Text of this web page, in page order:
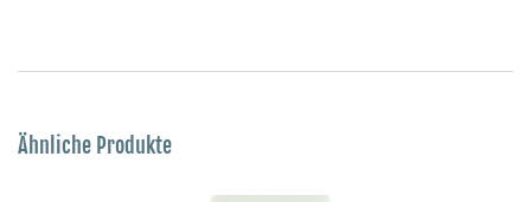
Ähnliche Produkte